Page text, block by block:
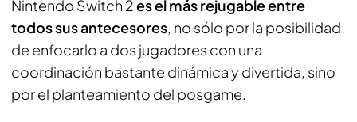
Nintendo Switch 2es el más rejugable entre
todos sus antecesores, no sólo por la posibilidad
de enfocarlo a dos jugadores con una
coordinación bastante dinámica y divertida, sino
por el planteamiento del posgame.